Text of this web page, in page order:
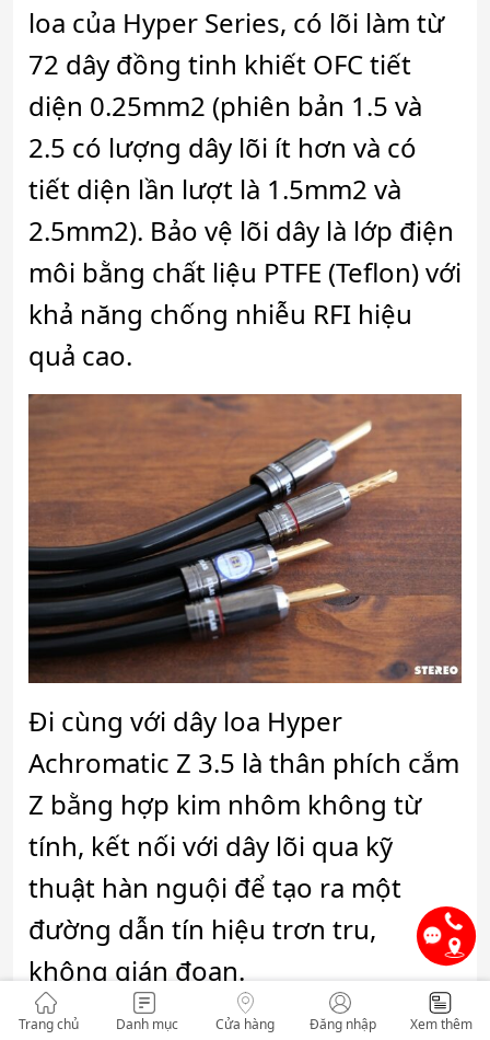
loa của Hyper Series, có lõi làm từ
72 dây đồng tinh khiết OFC tiết
diện 0.25mm2 (phiên bản 1.5 và
2.5 có lượng dây lõi ít hơn và có
tiết diện lần lượt là 1.5mm2 và
2.5mm2). Bảo vệ lõi dây là lớp điện
môi bằng chất liệu PTFE (Teflon) với
khả năng chống nhiễu RFI hiệu
quả cao.
Đi cùng với dây loa Hyper
Achromatic Z 3.5 là thân phích cắm
Z bằng hợp kim nhôm không từ
tính, kết nối với dây lõi qua kỹ
thuật hàn nguội để tạo ra một
đường dẫn tín hiệu trơn tru,
không gián đoạn.
Eos Series
Trang chủ Danh mục Cửa hàng Đăng nhập Xem thêm